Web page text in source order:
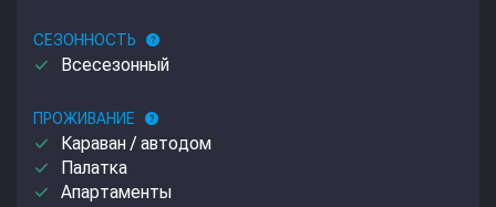
СЕЗОННОСТЬ help
done Всесезонный
ПРОЖИВАНИЕ help
done Караван / автодом
done Палатка
done Апартаменты